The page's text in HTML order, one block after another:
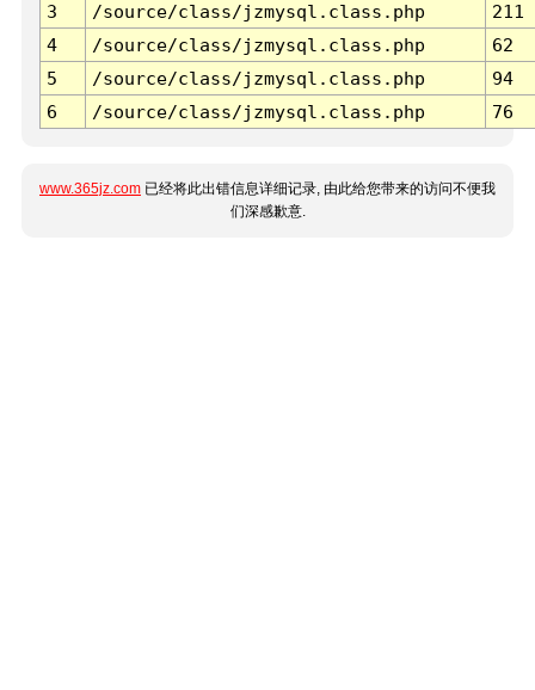
3 /source/class/jzmysql.class.php
211
4
/source/class/jzmysql.class.php
62
5
/source/class/jzmysql.class.php
94
6
/source/class/jzmysql.class.php 76
www.365jz.com 已经将此出错信息详细记录, 由此给您带来的访问不便我
们深感歉意.